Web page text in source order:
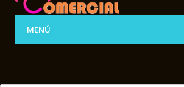
MENÚ